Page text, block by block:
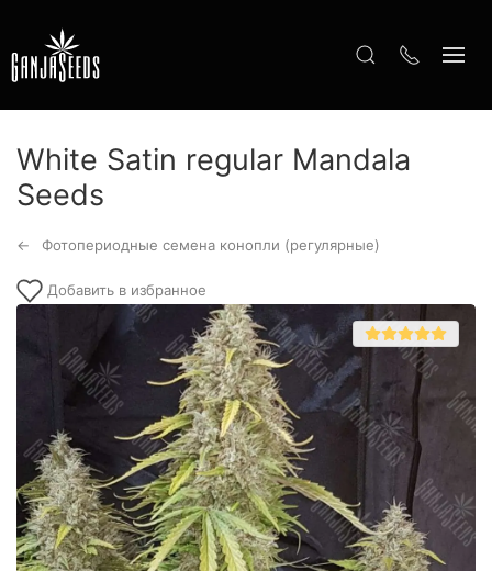
White Satin regular Mandala
Seeds
Фотопериодные семена конопли (регулярные)
Добавить в избранное